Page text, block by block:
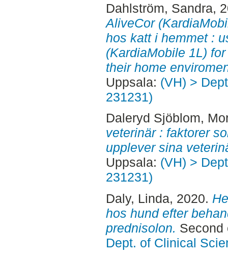
Dahlström, Sandra,
AliveCor
hos katt i hemmet :
(KardiaMobile 1L)
their home
Uppsala: (VH) >
231231)
Daleryd Sjöblom,
veterinär : faktorer
upplever sina
Uppsala: (VH) >
231231)
Daly, Linda, 2020.
hos hund efter
prednisolon.
Dept. of Clinical